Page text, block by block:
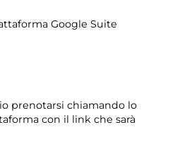
Google Suite
prenotarsi chiamando lo
con il link che sarà